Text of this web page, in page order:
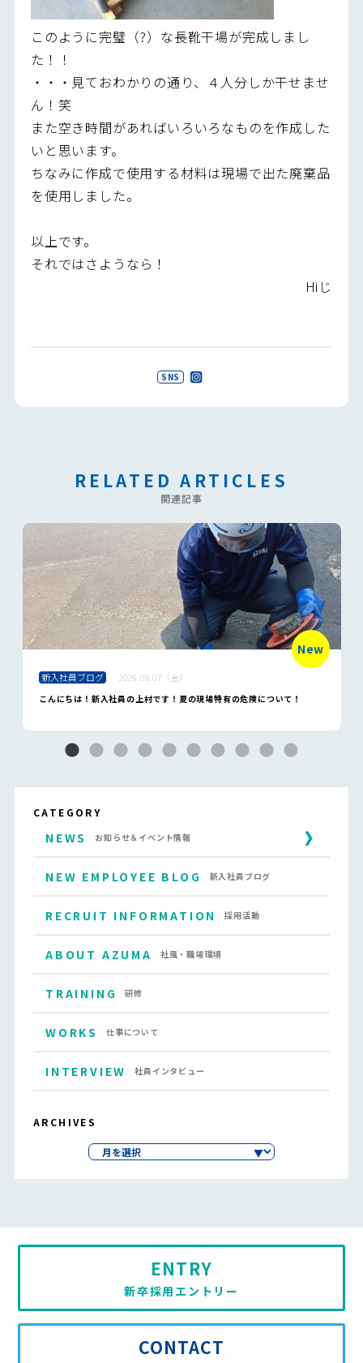
このように完璧（?）な長靴干場が完成しまし
た！！
・・・見ておわかりの通り、４人分しか干せませ
ん！笑
また空き時間があればいろいろなものを作成した
いと思います。
ちなみに作成で使用する材料は現場で出た廃棄品
を使用しました。
以上です。
それではさようなら！
Hiじ
SNS
CATEGORY
NEWS お知らせ＆イベント情報
NEW EMPLOYEE BLOG 新入社員ブログ
RECRUIT INFORMATION 採用活動
ABOUT AZUMA 社風・職場環境
TRAINING 研修
WORKS 仕事について
INTERVIEW 社員インタビュー
ARCHIVES
RELATED ARTICLES
関連記事
New
新入社員ブログ
2026.08.07（金）
こんにちは！新入社員の上村です！夏の現場特有の危険について！
CONTACT
ENTRY
新卒採用エントリー